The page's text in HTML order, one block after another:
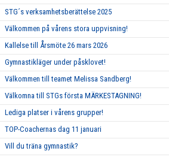
STG´s verksamhetsberättelse 2025
Välkommen på vårens stora uppvisning!
Kallelse till Årsmöte 26 mars 2026
Gymnastikläger under påsklovet!
Välkommen till teamet Melissa Sandberg!
Välkomna till STGs första MÄRKESTAGNING!
Lediga platser i vårens grupper!
TOP-Coachernas dag 11 januari
Vill du träna gymnastik?